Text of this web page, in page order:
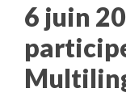
6 juin